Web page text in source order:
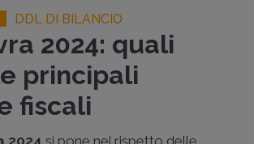
DDL DI BILANCIO
2024: quali
principali
fiscali
2024 si pone nel rispetto delle